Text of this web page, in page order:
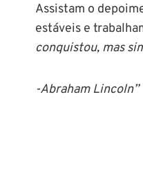
Assistam o
estáveis e
conquistou, mas
-Abraham Lincoln”